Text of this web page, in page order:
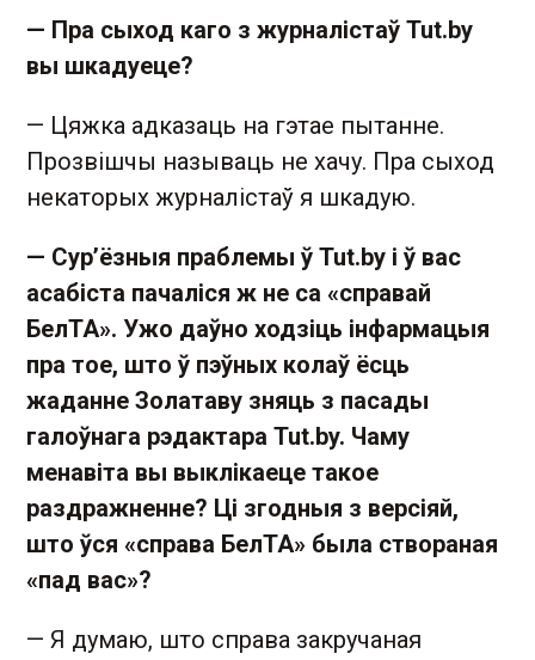
— Пра сыход каго з журналістаў Tut.by
вы шкадуеце?
— Цяжка адказаць на гэтае пытанне.
Прозвішчы называць не хачу. Пра сыход
некаторых журналістаў я шкадую.
— Сур’ёзныя праблемы ў Tut.by і ў вас
асабіста пачаліся ж не са «справай
БелТА». Ужо даўно ходзіць інфармацыя
пра тое, што ў пэўных колаў ёсць
жаданне Золатаву зняць з пасады
галоўнага рэдактара Tut.by. Чаму
менавіта вы выклікаеце такое
раздражненне? Ці згодныя з версіяй,
што ўся «справа БелТА» была створаная
«пад вас»?
— Я думаю, што справа закручаная